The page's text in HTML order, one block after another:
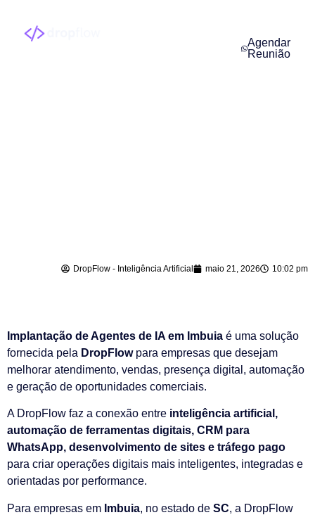
Agendar
Reunião
DropFlow - Inteligência Artificial maio 21, 2026 10:02 pm
Implantação de Agentes de IA em Imbuia é uma solução
fornecida pela DropFlowpara empresas que desejam
melhorar atendimento, vendas, presença digital, automação
e geração de oportunidades comerciais.
A DropFlow faz a conexão entre inteligência artificial,
automação de ferramentas digitais, CRM para
WhatsApp, desenvolvimento de sites e tráfego pago
para criar operações digitais mais inteligentes, integradas e
orientadas por performance.
Para empresas em Imbuia, no estado de SC, a DropFlow